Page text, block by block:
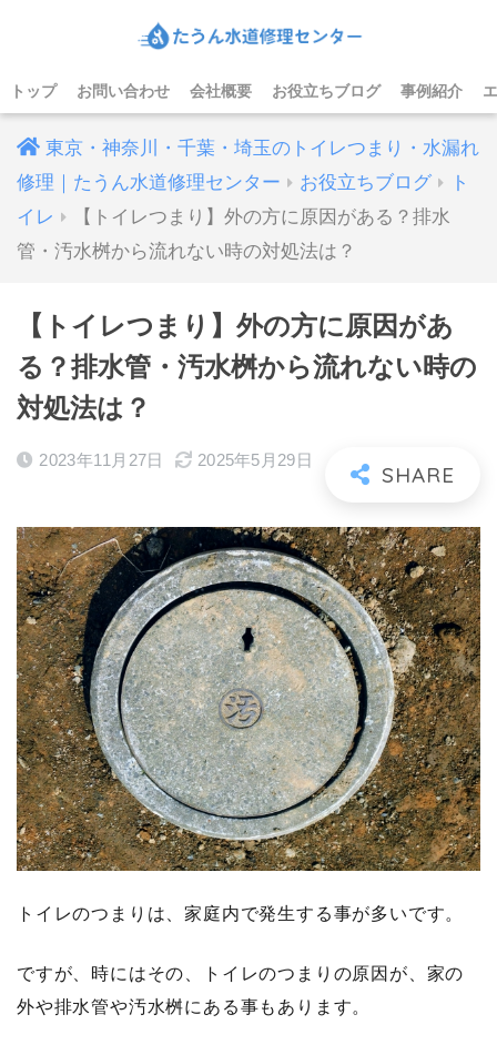
トップ お問い合わせ 会社概要 お役立ちブログ 事例紹介
東京・神奈川・千葉・埼玉のトイレつまり・水漏れ
修理｜たうん水道修理センター
お役立ちブログ
ト
イレ
【トイレつまり】外の方に原因がある？排水
管・汚水桝から流れない時の対処法は？
【トイレつまり】外の方に原因があ
る？排水管・汚水桝から流れない時の
対処法は？
2023年11月27日 2025年5月29日
トイレのつまりは、家庭内で発生する事が多いです。
ですが、時にはその、トイレのつまりの原因が、家の
外や排水管や汚水桝にある事もあります。